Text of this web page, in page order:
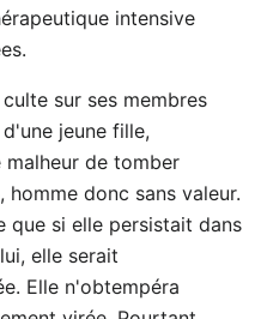
intensive
sur ses membres
jeune fille,
malheur de tomber
homme donc sans valeur.
que si elle persistait dans
elle serait
Elle n'obtempéra